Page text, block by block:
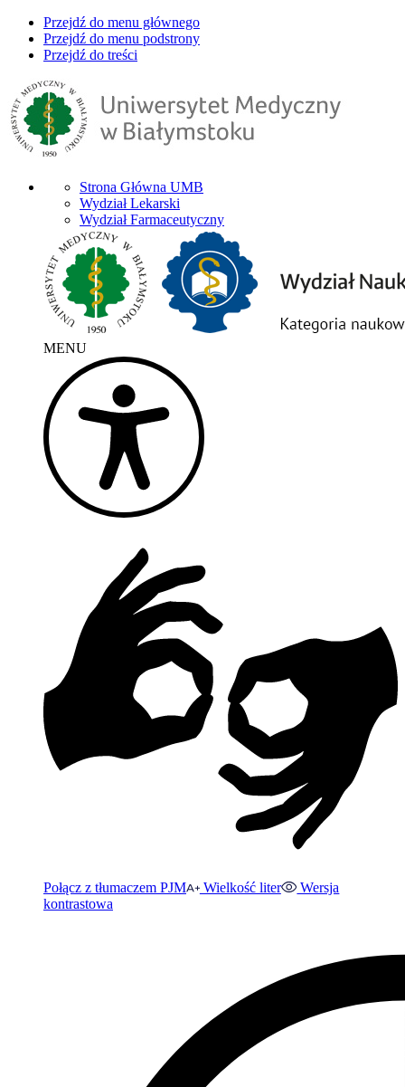
Przejdź do menu głównego
Przejdź do menu podstrony
Przejdź do treści
Strona Główna UMB
Wydział Lekarski
Wydział Farmaceutyczny
MENU
Połącz z tłumaczem PJM Wielkość liter
Wersja
kontrastowa